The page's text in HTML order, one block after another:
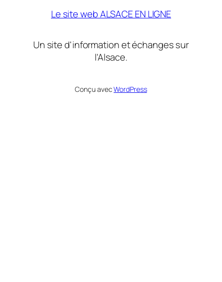
Le site web ALSACE EN LIGNE
Un site d'information et échanges sur
l'Alsace.
Conçu avecWordPress